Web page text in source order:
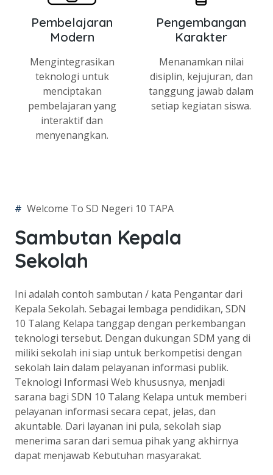
Pembelajaran
Modern
Mengintegrasikan
teknologi untuk
menciptakan
pembelajaran yang
interaktif dan
menyenangkan.
Pengembangan
Karakter
Menanamkan nilai
disiplin, kejujuran, dan
tanggung jawab dalam
setiap kegiatan siswa.
# Welcome To SD Negeri 10 TAPA
Sambutan Kepala
Sekolah
Ini adalah contoh sambutan / kata Pengantar dari
Kepala Sekolah. Sebagai lembaga pendidikan, SDN
10 Talang Kelapa tanggap dengan perkembangan
teknologi tersebut. Dengan dukungan SDM yang di
miliki sekolah ini siap untuk berkompetisi dengan
sekolah lain dalam pelayanan informasi publik.
Teknologi Informasi Web khususnya, menjadi
sarana bagi SDN 10 Talang Kelapa untuk memberi
pelayanan informasi secara cepat, jelas, dan
akuntable. Dari layanan ini pula, sekolah siap
menerima saran dari semua pihak yang akhirnya
dapat menjawab Kebutuhan masyarakat.